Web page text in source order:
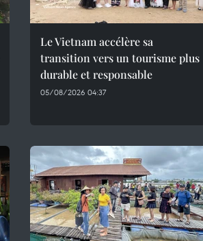
Le Vietnam accélère sa
transition vers un tourisme plus
durable et responsable
05/08/2026 04:37